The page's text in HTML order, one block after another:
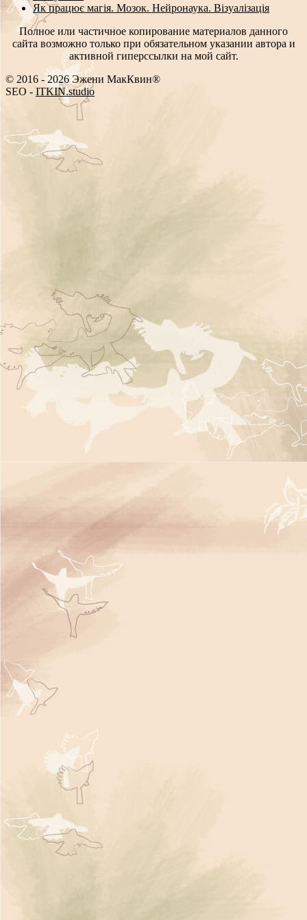
Як працює магія. Мозок. Нейронаука. Візуалізація
Полное или частичное копирование материалов данного
сайта возможно только при обязательном указании автора и
активной гиперссылки на мой сайт.
© 2016 - 2026 Эжени МакКвин®
SEO - ITKIN.studio